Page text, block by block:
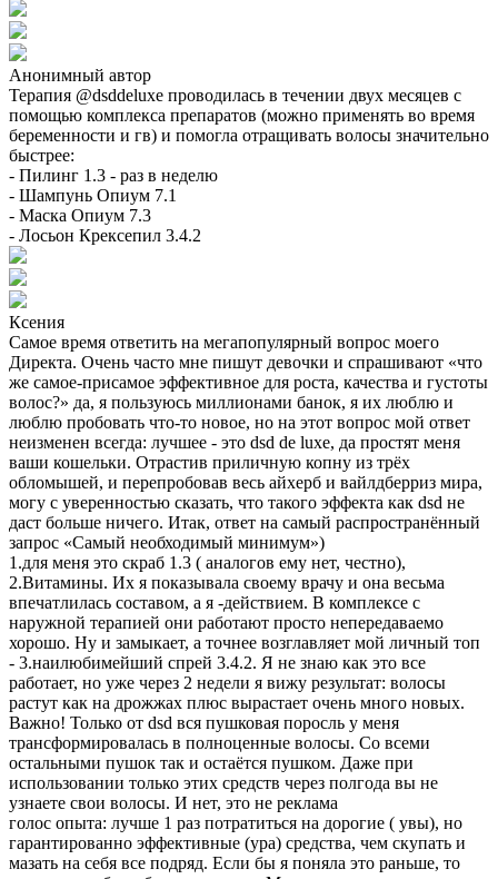
Анонимный автор
Терапия @dsddeluxe проводилась в течении двух месяцев с
помощью комплекса препаратов (можно применять во время
беременности и гв) и помогла отращивать волосы значительно
быстрее:
- Пилинг 1.3 - раз в неделю
- Шампунь Опиум 7.1
- Маска Опиум 7.3
- Лосьон Крексепил 3.4.2
Ксения
Самое время ответить на мегапопулярный вопрос моего
Директа. Очень часто мне пишут девочки и спрашивают «что
же самое-присамое эффективное для роста, качества и густоты
волос?» да, я пользуюсь миллионами банок, я их люблю и
люблю пробовать что-то новое, но на этот вопрос мой ответ
неизменен всегда: лучшее - это dsd de luxe, да простят меня
ваши кошельки. Отрастив приличную копну из трёх
обломышей, и перепробовав весь айхерб и вайлдберриз мира,
могу с уверенностью сказать, что такого эффекта как dsd не
даст больше ничего. Итак, ответ на самый распространённый
запрос «Самый необходимый минимум»)
1.для меня это скраб 1.3 ( аналогов ему нет, честно),
2.Витамины. Их я показывала своему врачу и она весьма
впечатлилась составом, а я -действием. В комплексе с
наружной терапией они работают просто непередаваемо
хорошо. Ну и замыкает, а точнее возглавляет мой личный топ
- 3.наилюбимейший спрей 3.4.2. Я не знаю как это все
работает, но уже через 2 недели я вижу результат: волосы
растут как на дрожжах плюс вырастает очень много новых.
Важно! Только от dsd вся пушковая поросль у меня
трансформировалась в полноценные волосы. Со всеми
остальными пушок так и остаётся пушком. Даже при
использовании только этих средств через полгода вы не
узнаете свои волосы. И нет, это не реклама
голос опыта: лучше 1 раз потратиться на дорогие ( увы), но
гарантированно эффективные (ура) средства, чем скупать и
мазать на себя все подряд. Если бы я поняла это раньше, то